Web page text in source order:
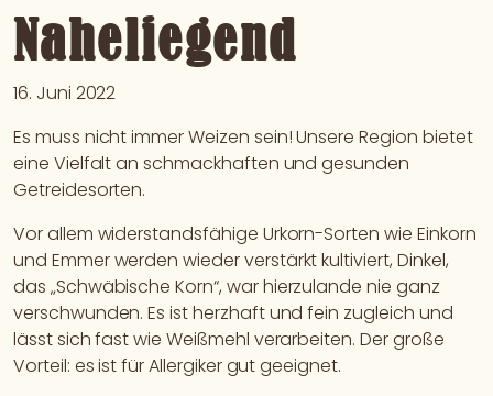
Naheliegend
16. Juni 2022
Es muss nicht immer Weizen sein! Unsere Region bietet
eine Vielfalt an schmackhaften und gesunden
Getreidesorten.
Vor allem widerstandsfähige Urkorn-Sorten wie Einkorn
und Emmer werden wieder verstärkt kultiviert, Dinkel,
das „Schwäbische Korn“, war hierzulande nie ganz
verschwunden. Es ist herzhaft und fein zugleich und
lässt sich fast wie Weißmehl verarbeiten. Der große
Vorteil: es ist für Allergiker gut geeignet.